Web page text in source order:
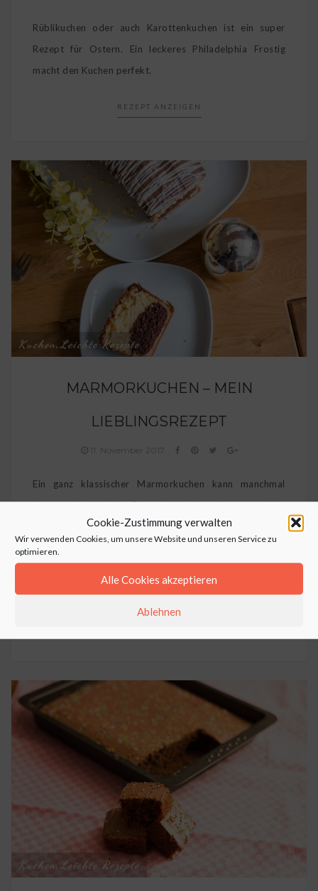
Cookie-Zustimmung verwalten
Wir verwenden Cookies, um unsere Website und unseren Service zu
optimieren.
Alle Cookies akzeptieren
Ablehnen
Rüblikuchen oder auch Karottenkuchen ist ein super
Rezept für Ostern. Ein leckeres Philadelphia Frostig
macht den Kuchen perfekt.
REZEPT ANZEIGEN
Kuchen, Leichte Rezepte
MARMORKUCHEN – MEIN
LIEBLINGSREZEPT
11. November 2017
Ein ganz klassischer Marmorkuchen kann manchmal
besser sein als jede Torte. Ich habe schon ganz viele
Rezepte ausprobiert und das hier ist mit Abstand das
Beste. Der Kuchen wird super locker und saftig. Das
Kuchen, Leichte Rezepte